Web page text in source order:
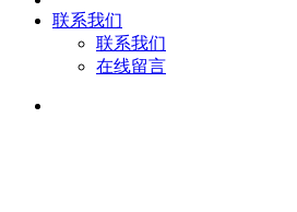
联系我们
联系我们
在线留言